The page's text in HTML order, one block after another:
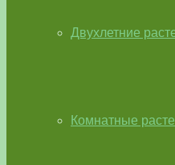
Двухлетние
Комнатные